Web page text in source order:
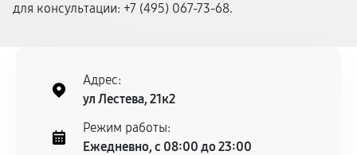
для консультации: +7 (495) 067-73-68.
Адрес:
ул Лестева, 21к2
Режим работы:
Ежедневно, с 08:00 до 23:00